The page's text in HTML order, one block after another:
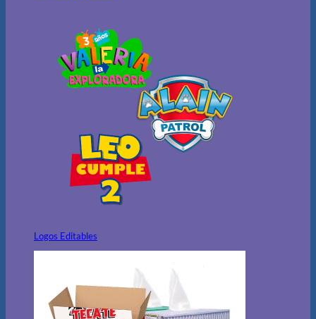
Logos Editables